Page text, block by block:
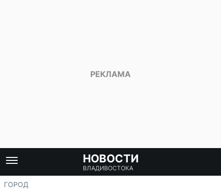
НОВОСТИ
ВЛАДИВОСТОКА
ГОРОД